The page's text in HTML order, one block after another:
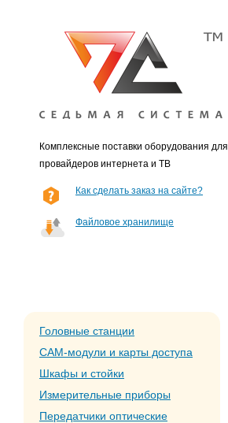
Комплексные поставки оборудования для
провайдеров интернета и ТВ
Как сделать заказ на сайте?
Файловое хранилище
Головные станции
CAM-модули и карты доступа
Шкафы и стойки
Измерительные приборы
Передатчики оптические